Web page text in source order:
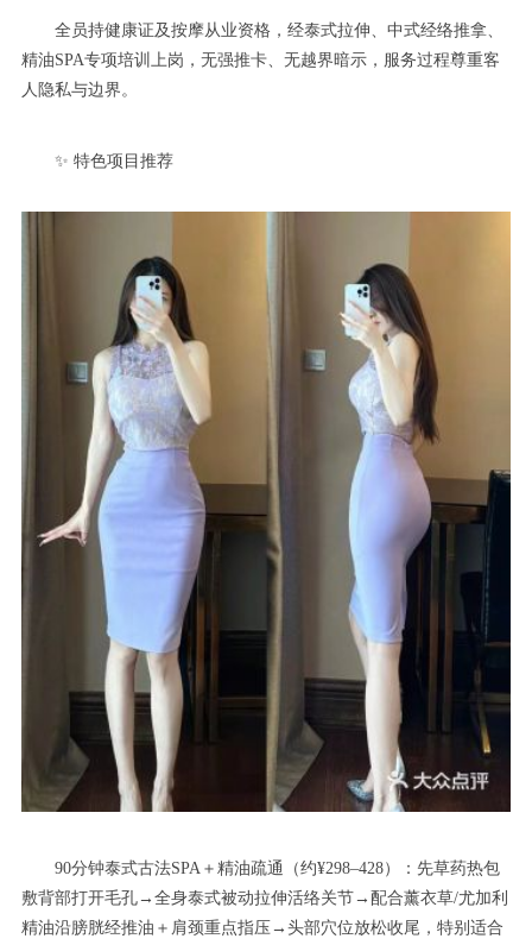
全员持健康证及按摩从业资格，经泰式拉伸、中式经络推拿、
精油SPA专项培训上岗，无强推卡、无越界暗示，服务过程尊重客
人隐私与边界。
✨ 特色项目推荐
90分钟泰式古法SPA＋精油疏通（约¥298–428）：先草药热包
敷背部打开毛孔→全身泰式被动拉伸活络关节→配合薰衣草/尤加利
精油沿膀胱经推油＋肩颈重点指压→头部穴位放松收尾，特别适合